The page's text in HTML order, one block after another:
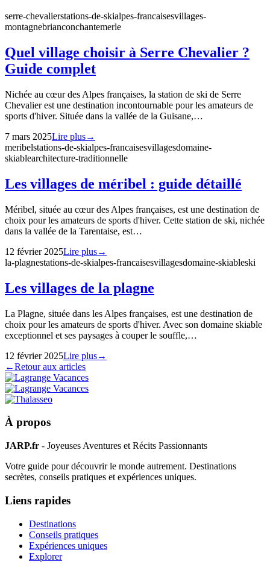
serre-chevalierstations-de-skialpes-francaisesvillages-
montagnebrianconchantemerle
Quel village choisir à Serre Chevalier ?
Guide complet
Nichée au cœur des Alpes françaises, la station de ski de Serre
Chevalier est une destination incontournable pour les amateurs de
sports d'hiver. Située dans la vallée de la Guisane,…
7 mars 2025Lire plus→
meribelstations-de-skialpes-francaisesvillagesdomaine-
skiablearchitecture-traditionnelle
Les villages de méribel : guide détaillé
Méribel, située au cœur des Alpes françaises, est une destination de
choix pour les amateurs de sports d'hiver. Cette station de ski, nichée
dans la vallée de la Tarentaise, est…
12 février 2025Lire plus→
la-plagnestations-de-skialpes-francaisesvillagesdomaine-skiableski
Les villages de la plagne
La Plagne, située dans les Alpes françaises, est une destination de
choix pour les amateurs de sports d'hiver. Avec son domaine skiable
exceptionnel et ses paysages à couper le souffle,…
12 février 2025Lire plus→
←Retour aux articles
À propos
JARP.fr - Joyeuses Aventures et Récits Passionnants
Votre guide pour découvrir le monde autrement. Destinations
secrètes, conseils pratiques et expériences uniques.
Liens rapides
Destinations
Conseils pratiques
Expériences uniques
Explorer